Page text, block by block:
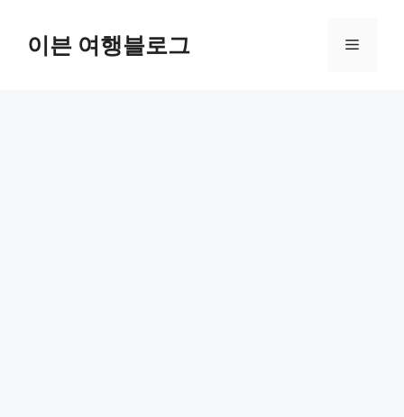
이븐 여행블로그 메